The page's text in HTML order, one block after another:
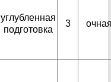
углубленная
подготовка
3